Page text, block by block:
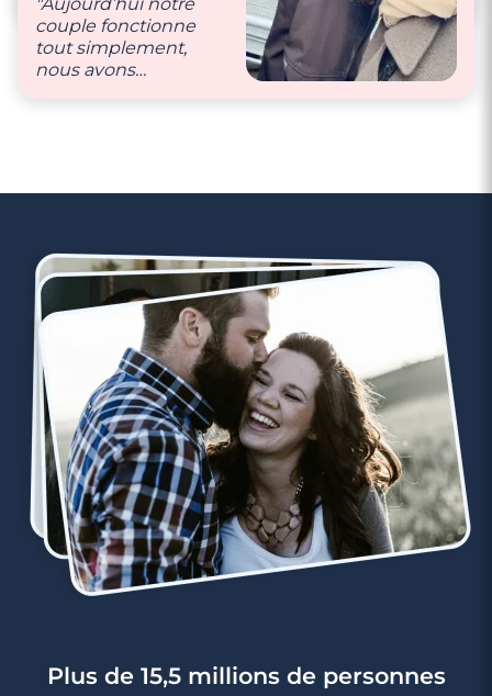
nous partageons tout
ce que nous faisons.
Nous aimons faire
plaisir à l’autre car cela
couple fonctionne
tout simplement,
nous avons
Plus de 15,5 millions de personnes